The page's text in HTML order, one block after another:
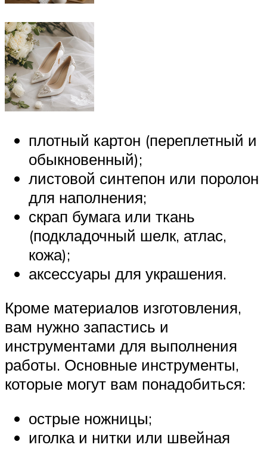
плотный картон (переплетный и
обыкновенный);
листовой синтепон или поролон
для наполнения;
скрап бумага или ткань
(подкладочный шелк, атлас,
кожа);
аксессуары для украшения.
Кроме материалов изготовления,
вам нужно запастись и
инструментами для выполнения
работы. Основные инструменты,
которые могут вам понадобиться:
острые ножницы;
иголка и нитки или швейная